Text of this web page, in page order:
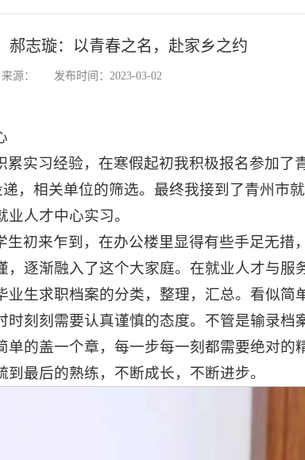
郝志璇：以青春之名，赴家乡之约
来源： 发布时间：2023-03-02
实习经验，在寒假起初我积极报名参加了
，相关单位的筛选。最终我接到了青州市
人才中心实习。
初来乍到，在办公楼里显得有些手足无措
逐渐融入了这个大家庭。在就业人才与服
生求职档案的分类，整理，汇总。看似简
刻刻需要认真谨慎的态度。不管是输录档
的盖一个章，每一步每一刻都需要绝对的
最后的熟练，不断成长，不断进步。